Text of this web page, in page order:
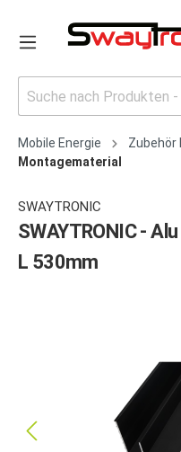
Mobile Energie
Zubehör
Montagematerial
SWAYTRONIC
SWAYTRONIC -
L 530mm